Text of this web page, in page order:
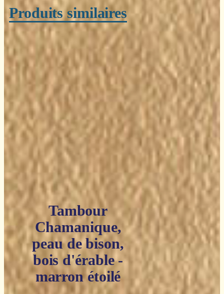
Produits similaires
Tambour
Chamanique,
peau de bison,
bois d'érable -
marron étoilé